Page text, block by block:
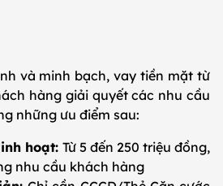
và minh bạch, vay tiền mặt từ
hàng giải quyết các nhu cầu
những ưu điểm sau:
hoạt: Từ 5 đến 250 triệu đồng,
nhu cầu khách hàng